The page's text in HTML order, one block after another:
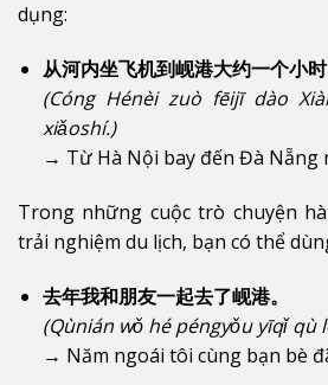
dụng:
从河内坐飞机到岘港大约一个小时
(Cóng Hénèi zuò fēijī dào
xiǎoshí.)
→ Từ Hà Nội bay đến Đà Nẵng
Trong những cuộc trò chuyện
trải nghiệm du lịch, bạn có thể
去年我和朋友一起去了岘港。
(Qùnián wǒ hé péngyǒu yīqǐ qù
→ Năm ngoái tôi cùng bạn bè